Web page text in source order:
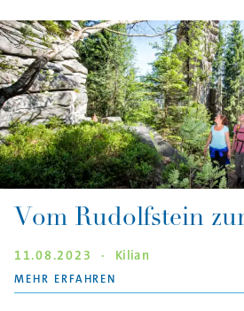
Vom Rudolfstein
11.08.2023 · Kilian
MEHR ERFAHREN